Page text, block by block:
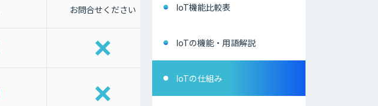
お問合せください お問合せください
IoT機能比較表
IoTの機能・用語解説
IoTの仕組み